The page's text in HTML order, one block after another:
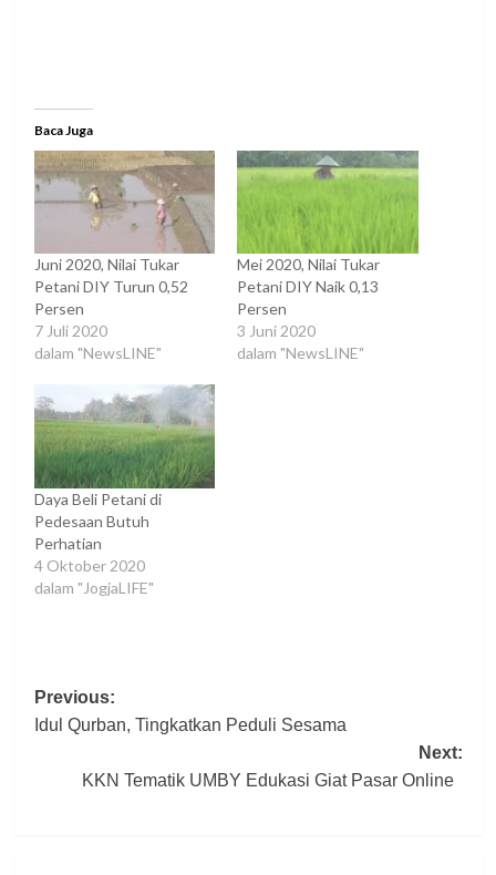
Baca Juga
Juni 2020, Nilai Tukar
Petani DIY Turun 0,52
Persen
7 Juli 2020
dalam "NewsLINE"
Mei 2020, Nilai Tukar
Petani DIY Naik 0,13
Persen
3 Juni 2020
dalam "NewsLINE"
Daya Beli Petani di
Pedesaan Butuh
Perhatian
4 Oktober 2020
dalam "JogjaLIFE"
Post
navigation
Previous:
Idul Qurban, Tingkatkan Peduli Sesama
Next:
KKN Tematik UMBY Edukasi Giat Pasar Online